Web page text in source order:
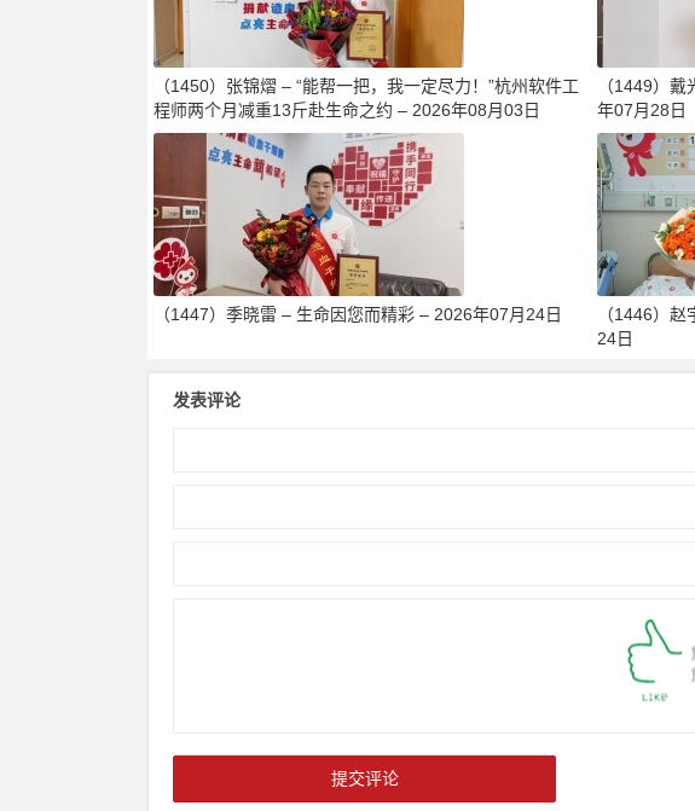
（1450）张锦熠 – “能帮一把，我一定尽力！”杭州软件工
程师两个月减重13斤赴生命之约 – 2026年08月03日
（1449）
年07月28日
（1447）季晓雷 – 生命因您而精彩 – 2026年07月24日
（1446）
24日
发表评论